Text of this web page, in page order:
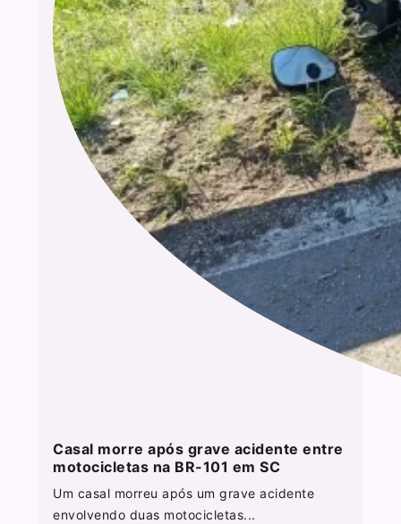
Casal morre após grave acidente entre
motocicletas na BR-101 em SC
Um casal morreu após um grave acidente
envolvendo duas motocicletas...